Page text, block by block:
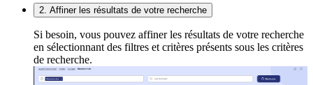
2. Affiner les résultats de votre recherche
Si besoin, vous pouvez affiner les résultats de votre recherche
en sélectionnant des filtres et critères présents sous les critères
de recherche.